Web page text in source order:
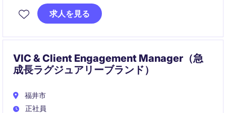
POS等の店舗システム導入・展開をリードし、実運用
に耐えるスケーラブルなソリューション実装を推進し
求人を見る
VIC & Client Engagement Manager（急
成長ラグジュアリーブランド）
福井市
正社員